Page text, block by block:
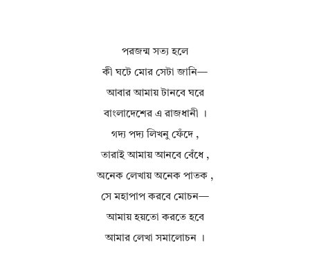
পরজন্ম সত্য হলে
কী ঘটে মোর সেটা জানি—
আবার আমায় টানবে ঘরে
বাংলাদেশের এ রাজধানী ।
গদ্য পদ্য লিখনু ফেঁদে ,
তারাই আমায় আনবে বেঁধে ,
অনেক লেখায় অনেক পাতক ,
সে মহাপাপ করবে মোচন—
আমায় হয়তো করতে হবে
আমার লেখা সমালোচন ।